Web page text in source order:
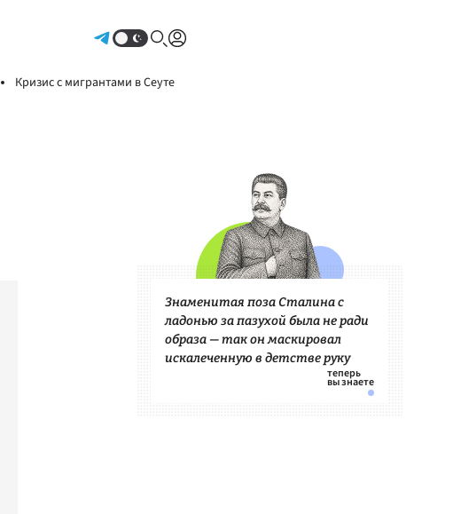
Кризис с мигрантами в Сеуте
Знаменитая поза Сталина с
ладонью за пазухой была не ради
образа — так он маскировал
искалеченную в детстве руку